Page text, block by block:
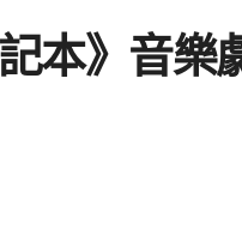
記本》音